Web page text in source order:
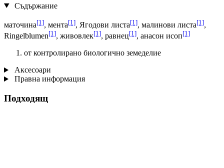
Съдържание
маточина[1], мента[1], Ягодови листа[1], малинови листа[1],
Ringelblumen[1], живовлек[1], равнец[1], анасон исоп[1]
от контролирано биологично земеделие
Аксесоари
Правна информация
Подходящ